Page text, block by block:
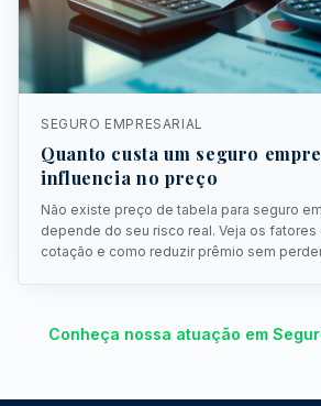
SEGURO EMPRESARIAL
Quanto custa um seguro
influencia no preço
Não existe preço de tabela para seguro
depende do seu risco real. Veja os fatores
cotação e como reduzir prêmio sem
Conheça nossa atuação em